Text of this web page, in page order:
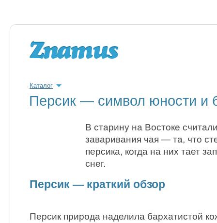
Каталог
Персик — символ юности и
В старину на Востоке
заваривания чая — та, что
персика, когда на них тает
снег.
Персик — краткий обзор
Персик природа наделила бархатистой